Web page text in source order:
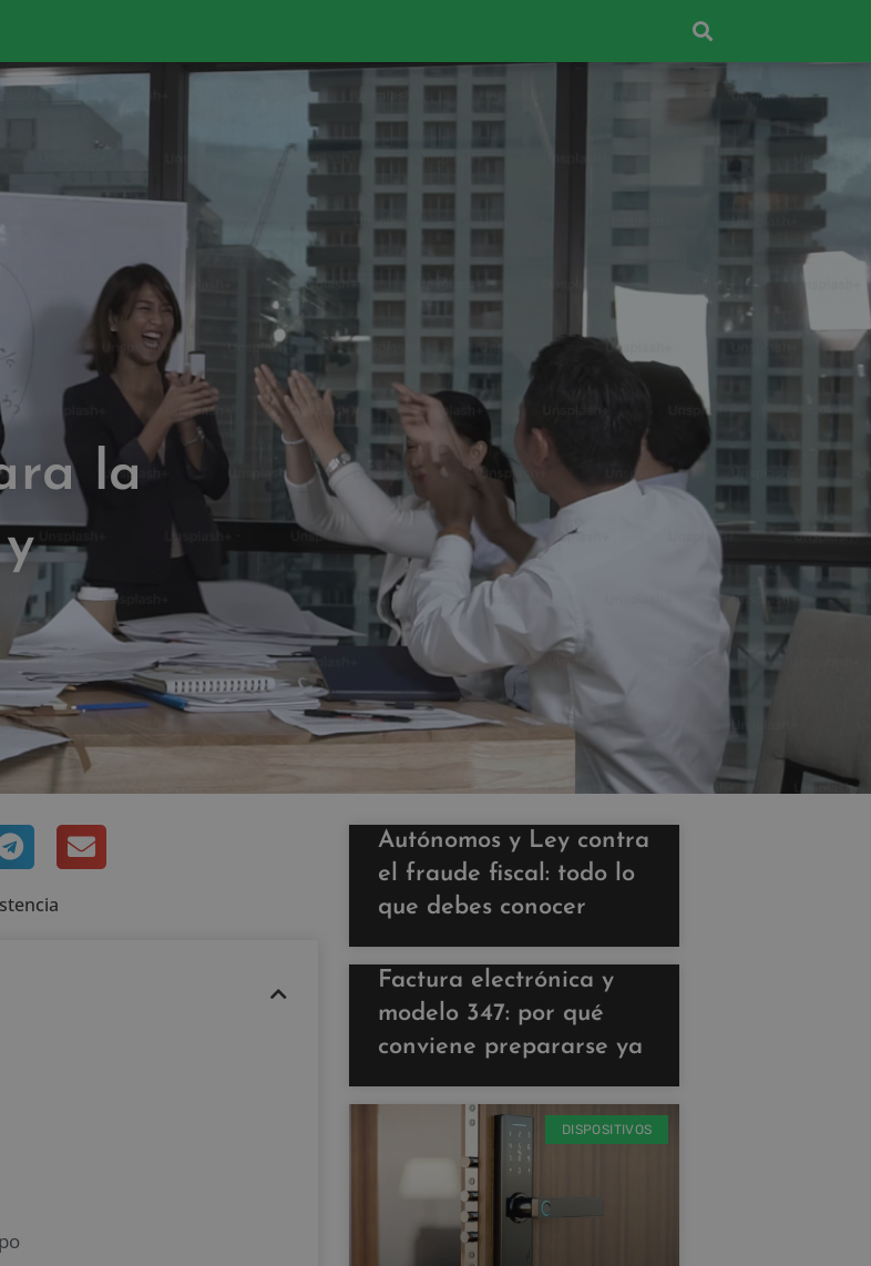
la
Autónomos y Ley contra
el fraude fiscal: todo lo
que debes conocer
Factura electrónica y
modelo 347: por qué
conviene prepararse ya
DISPOSITIVOS